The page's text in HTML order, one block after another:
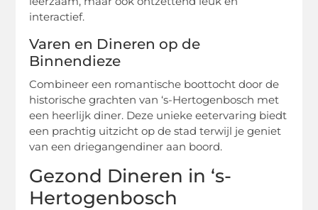
interactief.
Varen en Dineren op de
Binnendieze
Combineer een romantische boottocht door de
historische grachten van ‘s-Hertogenbosch met
een heerlijk diner. Deze unieke eetervaring biedt
een prachtig uitzicht op de stad terwijl je geniet
van een driegangendiner aan boord.
Gezond Dineren in ‘s-
Hertogenbosch